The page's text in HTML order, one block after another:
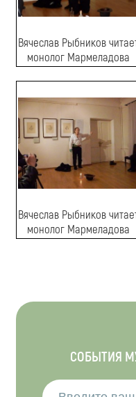
Вячеслав Рыбников
монолог Мармеладова
Вячеслав Рыбников
монолог Мармеладова
СОБЫТИЯ